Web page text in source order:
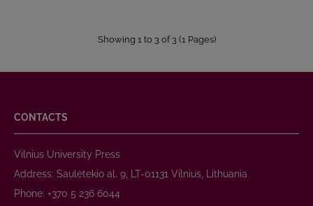
Showing 1 to 3 of 3 (1 Pages)
CONTACTS
Vilnius University Press
Address: Saulėtekio al. 9, LT-01131 Vilnius, Lithuania
Phone: +370 5 236 6044